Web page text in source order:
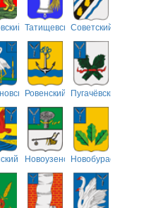
ТатищевскийСоветский
Ровенский Пугачёвский
НовоузенскийНовобурасский